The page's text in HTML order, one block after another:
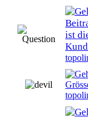
ist
0
0